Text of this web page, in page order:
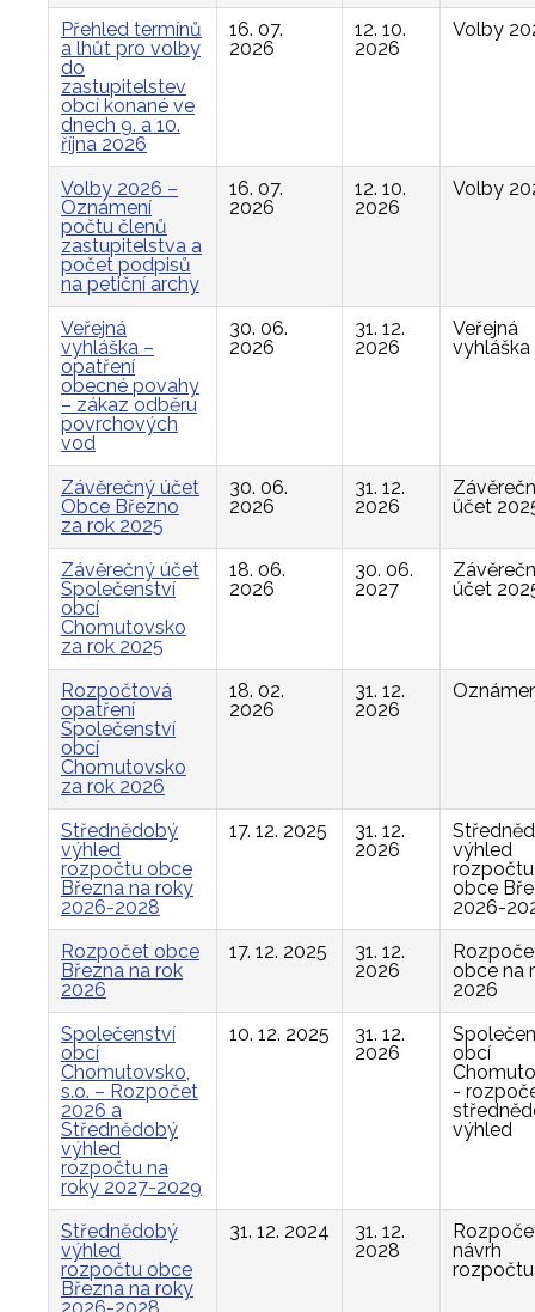
Přehled termínů
a lhůt pro volby
do
zastupitelstev
obcí konané ve
dnech 9. a 10.
října 2026
16. 07.
2026
12. 10.
2026
Volby
Volby 2026 –
Oznámení
počtu členů
zastupitelstva a
počet podpisů
na petiční archy
16. 07.
2026
12. 10.
2026
Volby
Veřejná
vyhláška –
opatření
obecné povahy
– zákaz odběru
povrchových
vod
30. 06.
2026
31. 12.
2026
Veřejná
vyhláška
Závěrečný účet
Obce Březno
za rok 2025
30. 06.
2026
31. 12.
2026
účet
Závěrečný účet
Společenství
obcí
Chomutovsko
za rok 2025
18. 06.
2026
30. 06.
2027
účet
Rozpočtová
opatření
Společenství
obcí
Chomutovsko
za rok 2026
18. 02.
2026
31. 12.
2026
Střednědobý
výhled
rozpočtu obce
Března na roky
2026-2028
17. 12. 2025
31. 12.
2026
výhled
rozpočtu
obce
2026-
Rozpočet obce
Března na rok
2026
17. 12. 2025
31. 12.
2026
obce na
2026
Společenství
obcí
Chomutovsko,
s.o. – Rozpočet
2026 a
Střednědobý
výhled
rozpočtu na
roky 2027-2029
10. 12. 2025
31. 12.
2026
obcí
-
výhled
Střednědobý
výhled
rozpočtu obce
Března na roky
31. 12. 2024
31. 12.
2028
návrh
rozpočtu